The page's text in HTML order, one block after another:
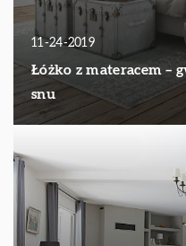
11-24-2019
Łóżko z materacem –
snu